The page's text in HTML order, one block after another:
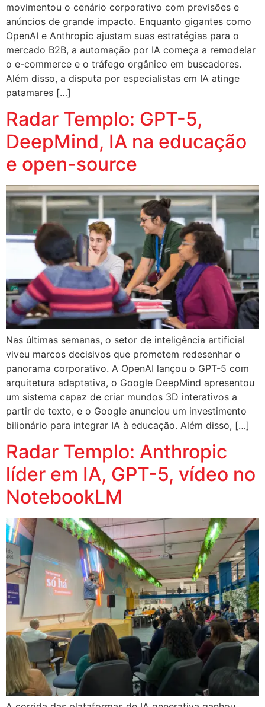
movimentou o cenário corporativo com previsões e
anúncios de grande impacto. Enquanto gigantes como
OpenAI e Anthropic ajustam suas estratégias para o
mercado B2B, a automação por IA começa a remodelar
o e-commerce e o tráfego orgânico em buscadores.
Além disso, a disputa por especialistas em IA atinge
patamares […]
Radar Templo: GPT-5,
DeepMind, IA na educação
e open-source
Nas últimas semanas, o setor de inteligência artificial
viveu marcos decisivos que prometem redesenhar o
panorama corporativo. A OpenAI lançou o GPT-5 com
arquitetura adaptativa, o Google DeepMind apresentou
um sistema capaz de criar mundos 3D interativos a
partir de texto, e o Google anunciou um investimento
bilionário para integrar IA à educação. Além disso, […]
Radar Templo: Anthropic
líder em IA, GPT-5, vídeo no
NotebookLM